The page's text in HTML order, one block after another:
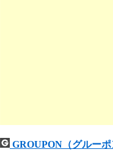
GROUPON（グルーポ